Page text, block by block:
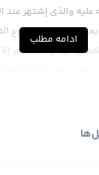
عليه والذي إشتهر عند
كتاب المجموع
عن الإمام الباقر
عن آبائه وقلنا أنّ
والقضايا المنسوبة
ادامه مطلب